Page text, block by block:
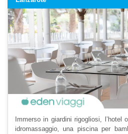
Immerso in giardini rigogliosi, l’hotel
idromassaggio, una piscina per